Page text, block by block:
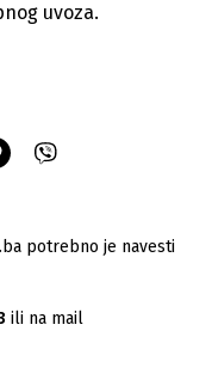
uvoza.
potrebno je navesti
ili na mail